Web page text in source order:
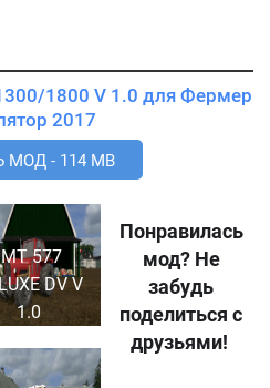
1800 V 1.0 для Фермер
Симулятор 2017
МОД - 114 MB
577
DV V
1.0
Понравилась
мод? Не
забудь
поделиться с
друзьями!